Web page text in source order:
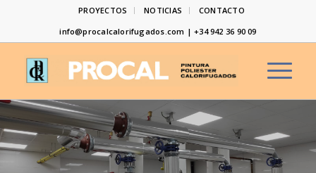
PROYECTOS NOTICIAS
CONTACTO
info@procalcalorifugados.com | +34 942 36 90 09